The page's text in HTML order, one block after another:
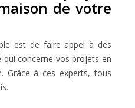
de votre
est de faire appel à des
concerne vos projets en
Grâce à ces experts, tous